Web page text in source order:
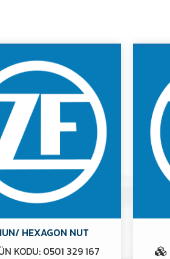
HEXAGON NUT
KODU: 0501 329 167